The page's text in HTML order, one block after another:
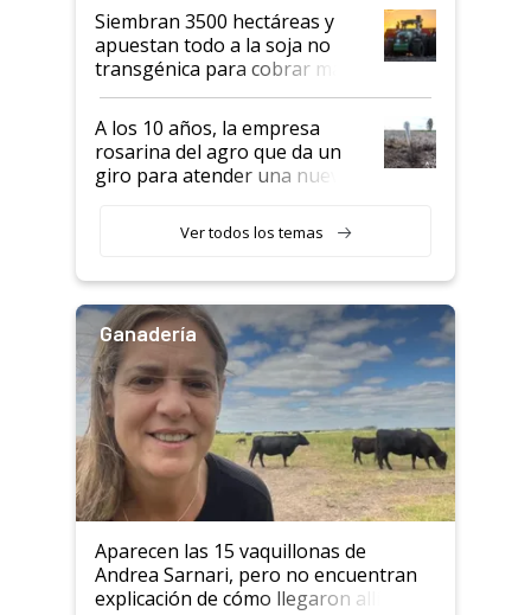
Siembran 3500 hectáreas y
apuestan todo a la soja no
transgénica para cobrar más
por tonelada: compraron un
semillero
A los 10 años, la empresa
rosarina del agro que da un
giro para atender una nueva
Ver todos los temas
Ganadería
Aparecen las 15 vaquillonas de
Andrea Sarnari, pero no encuentran
explicación de cómo llegaron allí